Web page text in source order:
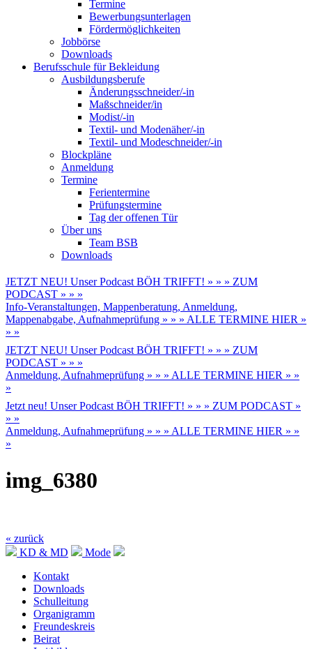
Termine
Bewerbungsunterlagen
Fördermöglichkeiten
Jobbörse
Downloads
Berufsschule für Bekleidung
Ausbildungsberufe
Änderungsschneider/-in
Maßschneider/in
Modist/-in
Textil- und Modenäher/-in
Textil- und Modeschneider/-in
Blockpläne
Anmeldung
Termine
Ferientermine
Prüfungstermine
Tag der offenen Tür
Über uns
Team BSB
Downloads
JETZT NEU! Unser Podcast BÖH TRIFFT! » » » ZUM
PODCAST » » »
Info-Veranstaltungen, Mappenberatung, Anmeldung,
Mappenabgabe, Aufnahmeprüfung » » » ALLE TERMINE HIER »
» »
JETZT NEU! Unser Podcast BÖH TRIFFT! » » » ZUM
PODCAST » » »
Anmeldung, Aufnahmeprüfung » » » ALLE TERMINE HIER » »
»
Jetzt neu! Unser Podcast BÖH TRIFFT! » » » ZUM PODCAST »
» »
Anmeldung, Aufnahmeprüfung » » » ALLE TERMINE HIER » »
»
img_6380
« zurück
KD & MD
Mode
Kontakt
Downloads
Schulleitung
Organigramm
Freundeskreis
Beirat